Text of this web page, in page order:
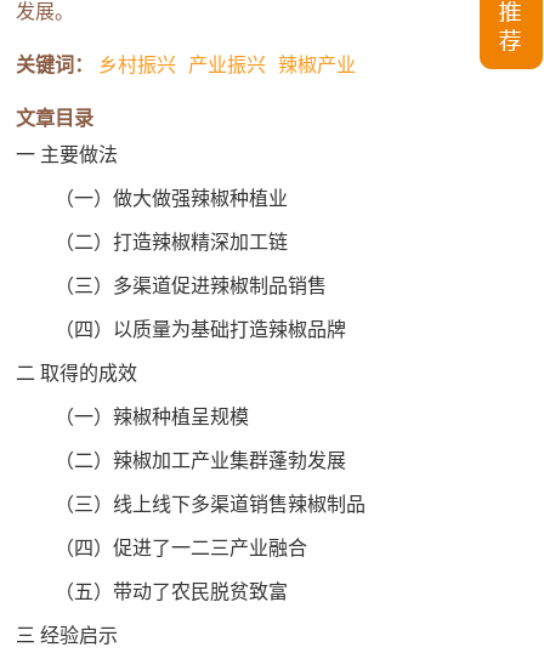
发展。
关键词： 乡村振兴 产业振兴 辣椒产业
文章目录
一 主要做法
（一）做大做强辣椒种植业
（二）打造辣椒精深加工链
（三）多渠道促进辣椒制品销售
（四）以质量为基础打造辣椒品牌
二 取得的成效
（一）辣椒种植呈规模
（二）辣椒加工产业集群蓬勃发展
（三）线上线下多渠道销售辣椒制品
（四）促进了一二三产业融合
（五）带动了农民脱贫致富
三 经验启示